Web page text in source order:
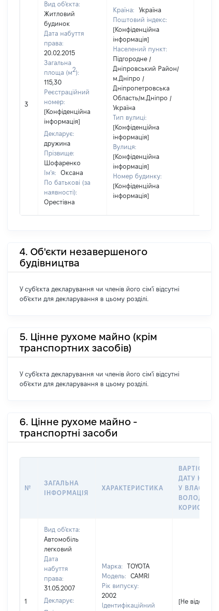
3
Вид об'єкта:
Житловий
будинок
Дата набуття
права:
20.02.2015
Загальна
площа (м2):
115,30
Реєстраційний
номер:
[Конфіденційна
інформація]
Декларує:
дружина
Прізвище:
Шофаренко
Ім'я:
Оксана
По батькові (за
наявності):
Орестівна
Країна:
Україна
Поштовий індекс:
[Конфіденційна
інформація]
Населений пункт:
Підгородне /
Дніпровський Район/
м.Дніпро /
Дніпропетровська
Область/м.Дніпро /
Україна
Тип вулиці:
[Конфіденційна
інформація]
Вулиця:
[Конфіденційна
інформація]
Номер будинку:
[Конфіденційна
інформація]
4. Об'єкти незавершеного
будівництва
У суб'єкта декларування чи членів його сім'ї відсутні
об'єкти для декларування в цьому розділі.
5. Цінне рухоме майно (крім
транспортних засобів)
У суб'єкта декларування чи членів його сім'ї відсутні
об'єкти для декларування в цьому розділі.
6. Цінне рухоме майно -
транспортні засоби
№
ЗАГАЛЬНА
ІНФОРМАЦІЯ
ХАРАКТЕРИСТИКА
ВАРТІСТЬ
ДАТУ
У
1
Вид об'єкта:
Автомобіль
легковий
Дата
набуття
права:
31.05.2007
Декларує:
Марка:
TOYOTA
Модель:
CAMRI
Рік випуску:
2002
Ідентифікаційний
[Не відомо]